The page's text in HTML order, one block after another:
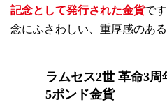
記念として発行された金貨で
念にふさわしい、重厚感のある
ラムセス2世 革命3周
5ポンド金貨